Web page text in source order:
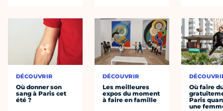
DÉCOUVRIR
Où donner son
sang à Paris cet
été ?
DÉCOUVRIR
Les meilleures
expos du moment
à faire en famille
Où faire
Paris
une